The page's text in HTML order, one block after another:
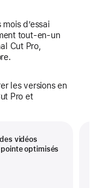
d’essai
tout-en-un
Cut Pro,
les versions en
Pro et
vidéos
optimisés